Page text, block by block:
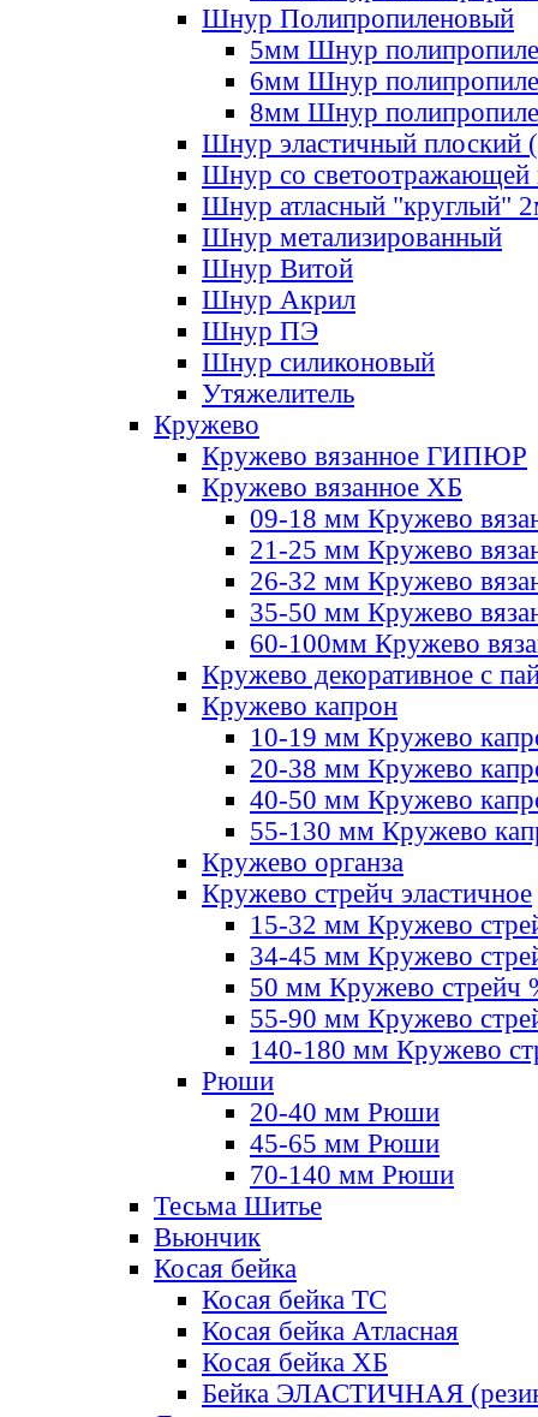
Шнур Полипропиленовый
5мм Шнур
6мм Шнур
8мм Шнур
Шнур эластичный плоский
Шнур со светоотражающей
Шнур атласный "круглый"
Шнур метализированный
Шнур Витой
Шнур Акрил
Шнур ПЭ
Шнур силиконовый
Утяжелитель
Кружево
Кружево вязанное ГИПЮР
Кружево вязанное ХБ
09-18 мм Кружево
21-25 мм Кружево
26-32 мм Кружево
35-50 мм Кружево
60-100мм Кружево
Кружево декоративное с
Кружево капрон
10-19 мм Кружево
20-38 мм Кружево
40-50 мм Кружево
55-130 мм Кружево
Кружево органза
Кружево стрейч эластичное
15-32 мм Кружево
34-45 мм Кружево
50 мм Кружево стрейч
55-90 мм Кружево
140-180 мм Кружево
Рюши
20-40 мм Рюши
45-65 мм Рюши
70-140 мм Рюши
Тесьма Шитье
Вьюнчик
Косая бейка
Косая бейка ТС
Косая бейка Атласная
Косая бейка ХБ
Бейка ЭЛАСТИЧНАЯ